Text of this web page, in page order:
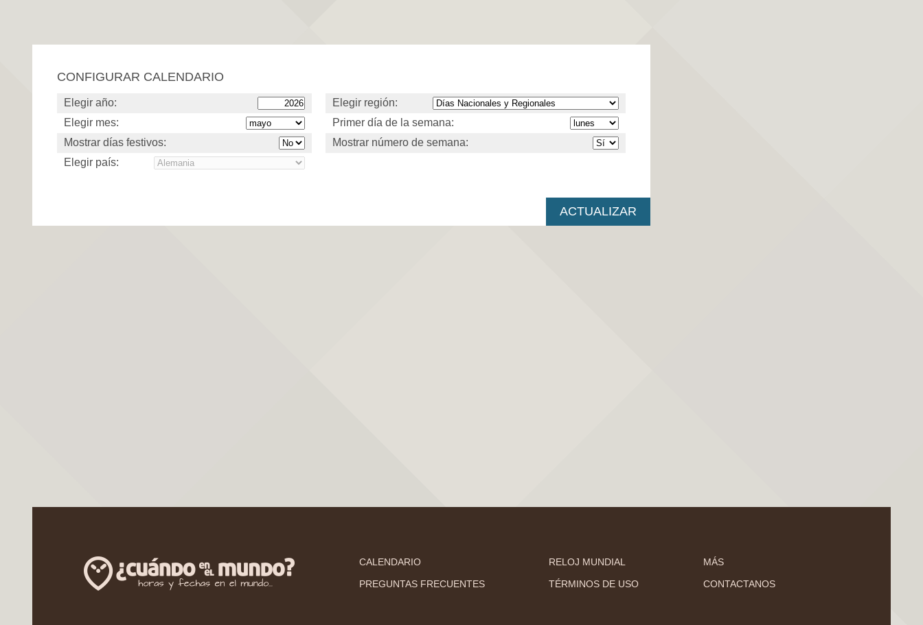
CONFIGURAR CALENDARIO
Elegir año:
Elegir mes:
Mostrar días festivos:
Elegir país:
Elegir región:
Primer día de la semana:
Mostrar número de semana:
CALENDARIO RELOJ MUNDIAL
MÁS
PREGUNTAS FRECUENTES
TÉRMINOS DE USO CONTACTANOS